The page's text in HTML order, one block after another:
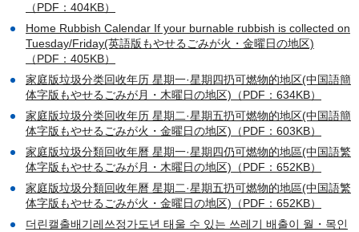
（PDF：404KB）
Home Rubbish Calendar If your burnable rubbish is collected on
Tuesday/Friday(英語版もやせるごみが火・金曜日の地区)
（PDF：405KB）
家庭版垃圾分类回收年历 星期一·星期四扔可燃物的地区(中国語簡
体字版もやせるごみが月・木曜日の地区)（PDF：634KB）
家庭版垃圾分类回收年历 星期二·星期五扔可燃物的地区(中国語簡
体字版もやせるごみが火・金曜日の地区)（PDF：603KB）
家庭版垃圾分類回收年曆 星期一·星期四仍可燃物的地區(中国語繁
体字版もやせるごみが月・木曜日の地区)（PDF：652KB）
家庭版垃圾分類回收年曆 星期二·星期五扔可燃物的地區(中国語繁
体字版もやせるごみが火・金曜日の地区)（PDF：652KB）
더린캘출배기레쓰정가도년 태울 수 있는 쓰레기 배출이 월・목인